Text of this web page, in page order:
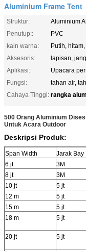
Aluminium Frame Tent
Struktur:
Aluminium
Penutup::
PVC
kain warna:
Putih,
Aksesoris:
lapisan,
Aplikasi:
Upacara
Fungsi:
tahan air,
Cahaya Tinggi: rangka
500 Orang Aluminium
Untuk Acara Outdoor
Deskripsi Produk:
Span Width Jarak Bay
6 jt
3M
8 jt
3M
10 jt
5 jt
12 m
5 jt
15 m
5 jt
18 m
5 jt
20 jt
5 jt